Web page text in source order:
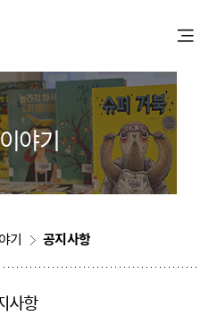
야기
기 공지사항
사항